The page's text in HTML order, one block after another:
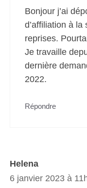
Bonjour j’ai
d’affiliation à
reprises.
Je travaille
dernière
2022.
Répondre
Helena
6 janvier 2023 à